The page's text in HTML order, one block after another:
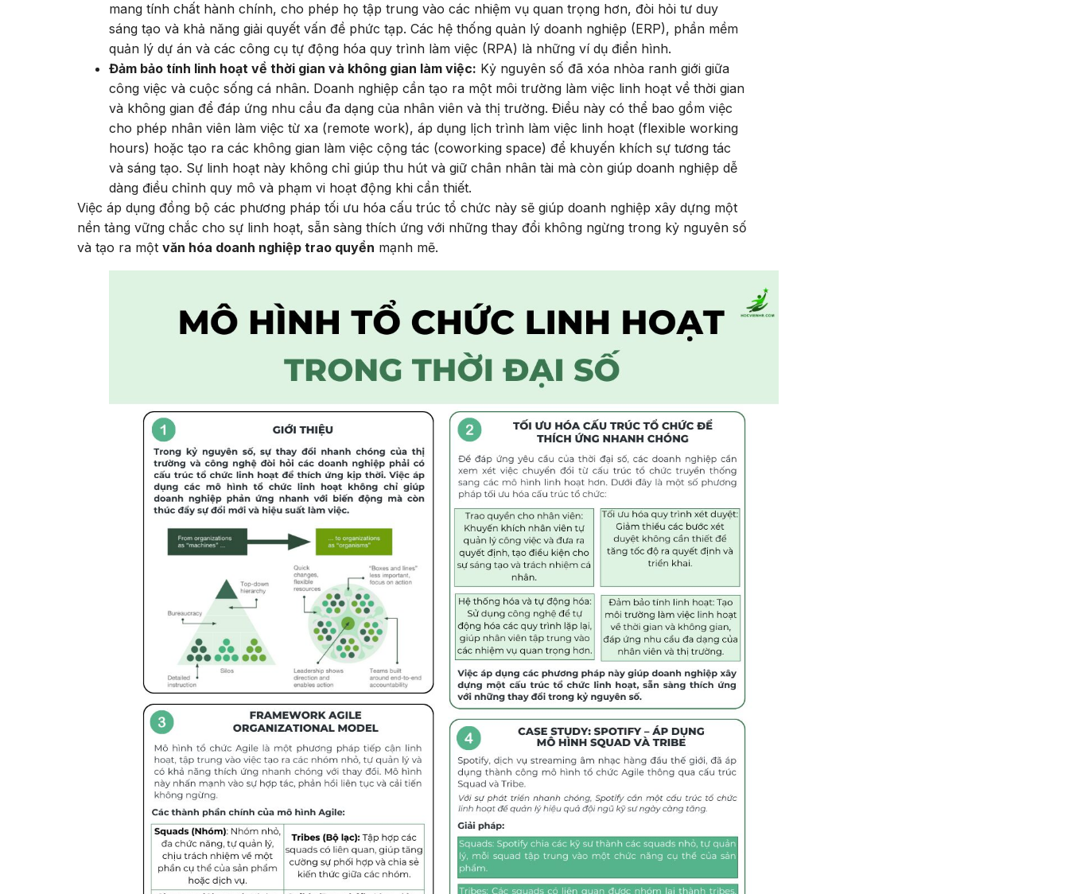
mang tính chất hành chính, cho phép họ tập trung vào các nhiệm vụ quan trọng hơn, đòi hỏi tư duy
sáng tạo và khả năng giải quyết vấn đề phức tạp. Các hệ thống quản lý doanh nghiệp (ERP), phần mềm
quản lý dự án và các công cụ tự động hóa quy trình làm việc (RPA) là những ví dụ điển hình.
Đảm bảo tính linh hoạt về thời gian và không gian làm việc: Kỷ nguyên số đã xóa nhòa ranh giới giữa
công việc và cuộc sống cá nhân. Doanh nghiệp cần tạo ra một môi trường làm việc linh hoạt về thời gian
và không gian để đáp ứng nhu cầu đa dạng của nhân viên và thị trường. Điều này có thể bao gồm việc
cho phép nhân viên làm việc từ xa (remote work), áp dụng lịch trình làm việc linh hoạt (flexible working
hours) hoặc tạo ra các không gian làm việc cộng tác (coworking space) để khuyến khích sự tương tác
và sáng tạo. Sự linh hoạt này không chỉ giúp thu hút và giữ chân nhân tài mà còn giúp doanh nghiệp dễ
dàng điều chỉnh quy mô và phạm vi hoạt động khi cần thiết.
Việc áp dụng đồng bộ các phương pháp tối ưu hóa cấu trúc tổ chức này sẽ giúp doanh nghiệp xây dựng một
nền tảng vững chắc cho sự linh hoạt, sẵn sàng thích ứng với những thay đổi không ngừng trong kỷ nguyên số
và tạo ra một văn hóa doanh nghiệp trao quyền mạnh mẽ.